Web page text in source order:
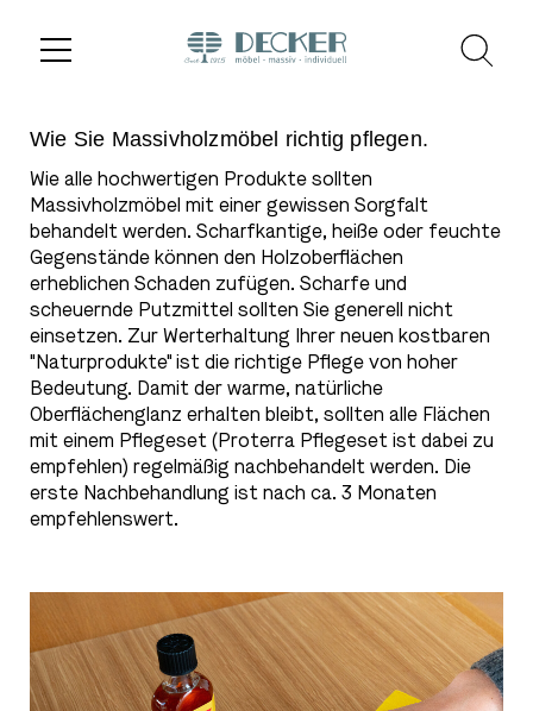
Wie Sie Massivholzmöbel richtig pflegen.
Wie alle hochwertigen Produkte sollten
Massivholzmöbel mit einer gewissen Sorgfalt
behandelt werden. Scharfkantige, heiße oder feuchte
Gegenstände können den Holzoberflächen
erheblichen Schaden zufügen. Scharfe und
scheuernde Putzmittel sollten Sie generell nicht
einsetzen. Zur Werterhaltung Ihrer neuen kostbaren
"Naturprodukte" ist die richtige Pflege von hoher
Bedeutung. Damit der warme, natürliche
Oberflächenglanz erhalten bleibt, sollten alle Flächen
mit einem Pflegeset (Proterra Pflegeset ist dabei zu
empfehlen) regelmäßig nachbehandelt werden. Die
erste Nachbehandlung ist nach ca. 3 Monaten
empfehlenswert.